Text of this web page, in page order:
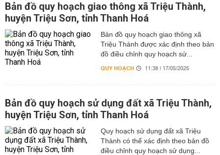
Bản đồ quy hoạch giao thông xã Triệu Thành,
huyện Triệu Sơn, tỉnh Thanh Hoá
Bản đồ quy hoạch giao thông xã
Triệu Thành được xác định theo bản
đồ điều chỉnh quy hoạch sử...
QUY HOẠCH 11:38 | 17/05/2025
Bản đồ quy hoạch sử dụng đất xã Triệu Thành,
huyện Triệu Sơn, tỉnh Thanh Hoá
Quy hoạch sử dụng đất xã Triệu
Thành có thể xác định theo bản đồ
điều chỉnh quy hoạch sử dụng...